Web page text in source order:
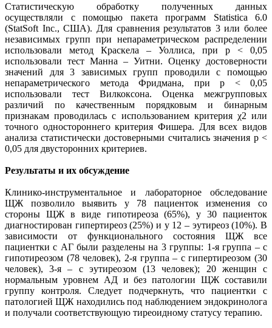
Статистическую обработку полученных данных
осуществляли с помощью пакета программ Statistica 6.0
(StatSoft Inc., США). Для сравнения результатов 3 или более
независимых групп при непараметрическом распределении
использовали метод Краскела – Уоллиса, при p < 0,05
использовали тест Манна – Уитни. Оценку достоверности
значений для 3 зависимых групп проводили с помощью
непараметрического метода Фридмана, при p < 0,05
использовали тест Вилкоксона. Оценка межгрупповых
различий по качественным порядковым и бинарным
признакам проводилась с использованием критерия χ2 или
точного одностороннего критерия Фишера. Для всех видов
анализа статистически достоверными считались значения p <
0,05 для двусторонних критериев.
Результаты и их обсуждение
Клинико-инструментальное и лабораторное обследование
ЩЖ позволило выявить у 78 пациенток изменения со
стороны ЩЖ в виде гипотиреоза (65%), у 30 пациенток
диагностирован гипертиреоз (25%) и у 12 – эутиреоз (10%). В
зависимости от функционального состояния ЩЖ все
пациентки с АГ были разделены на 3 группы: 1-я группа – с
гипотиреозом (78 человек), 2-я группа – с гипертиреозом (30
человек), 3-я – с эутиреозом (13 человек); 20 женщин с
нормальным уровнем АД и без патологии ЩЖ составили
группу контроля. Следует подчеркнуть, что пациентки с
патологией ЩЖ находились под наблюдением эндокринолога
и получали соответствующую тиреоидному статусу терапию.